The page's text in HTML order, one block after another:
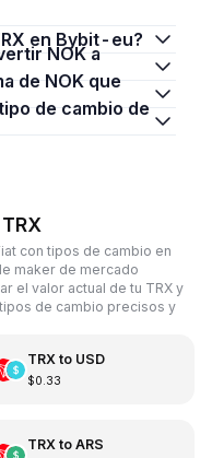
en Bybit-eu?
con tipos de cambio en
maker de mercado
el valor actual de tu TRX y
de cambio precisos y
TRXto USD
$0.33
TRXto ARS